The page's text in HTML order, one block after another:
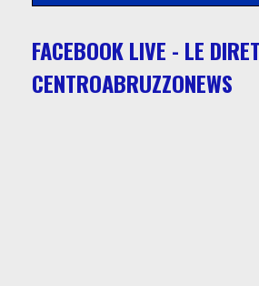
FACEBOOK LIVE - LE
CENTROABRUZZONEWS